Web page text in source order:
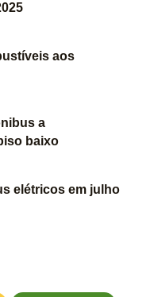
aos
a
baixo
elétricos em julho